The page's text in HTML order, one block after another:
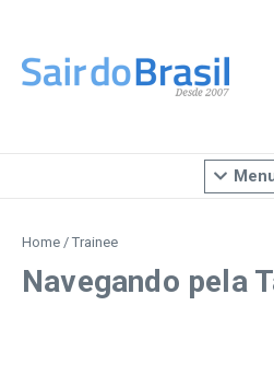
Home / Trainee
Navegando pela